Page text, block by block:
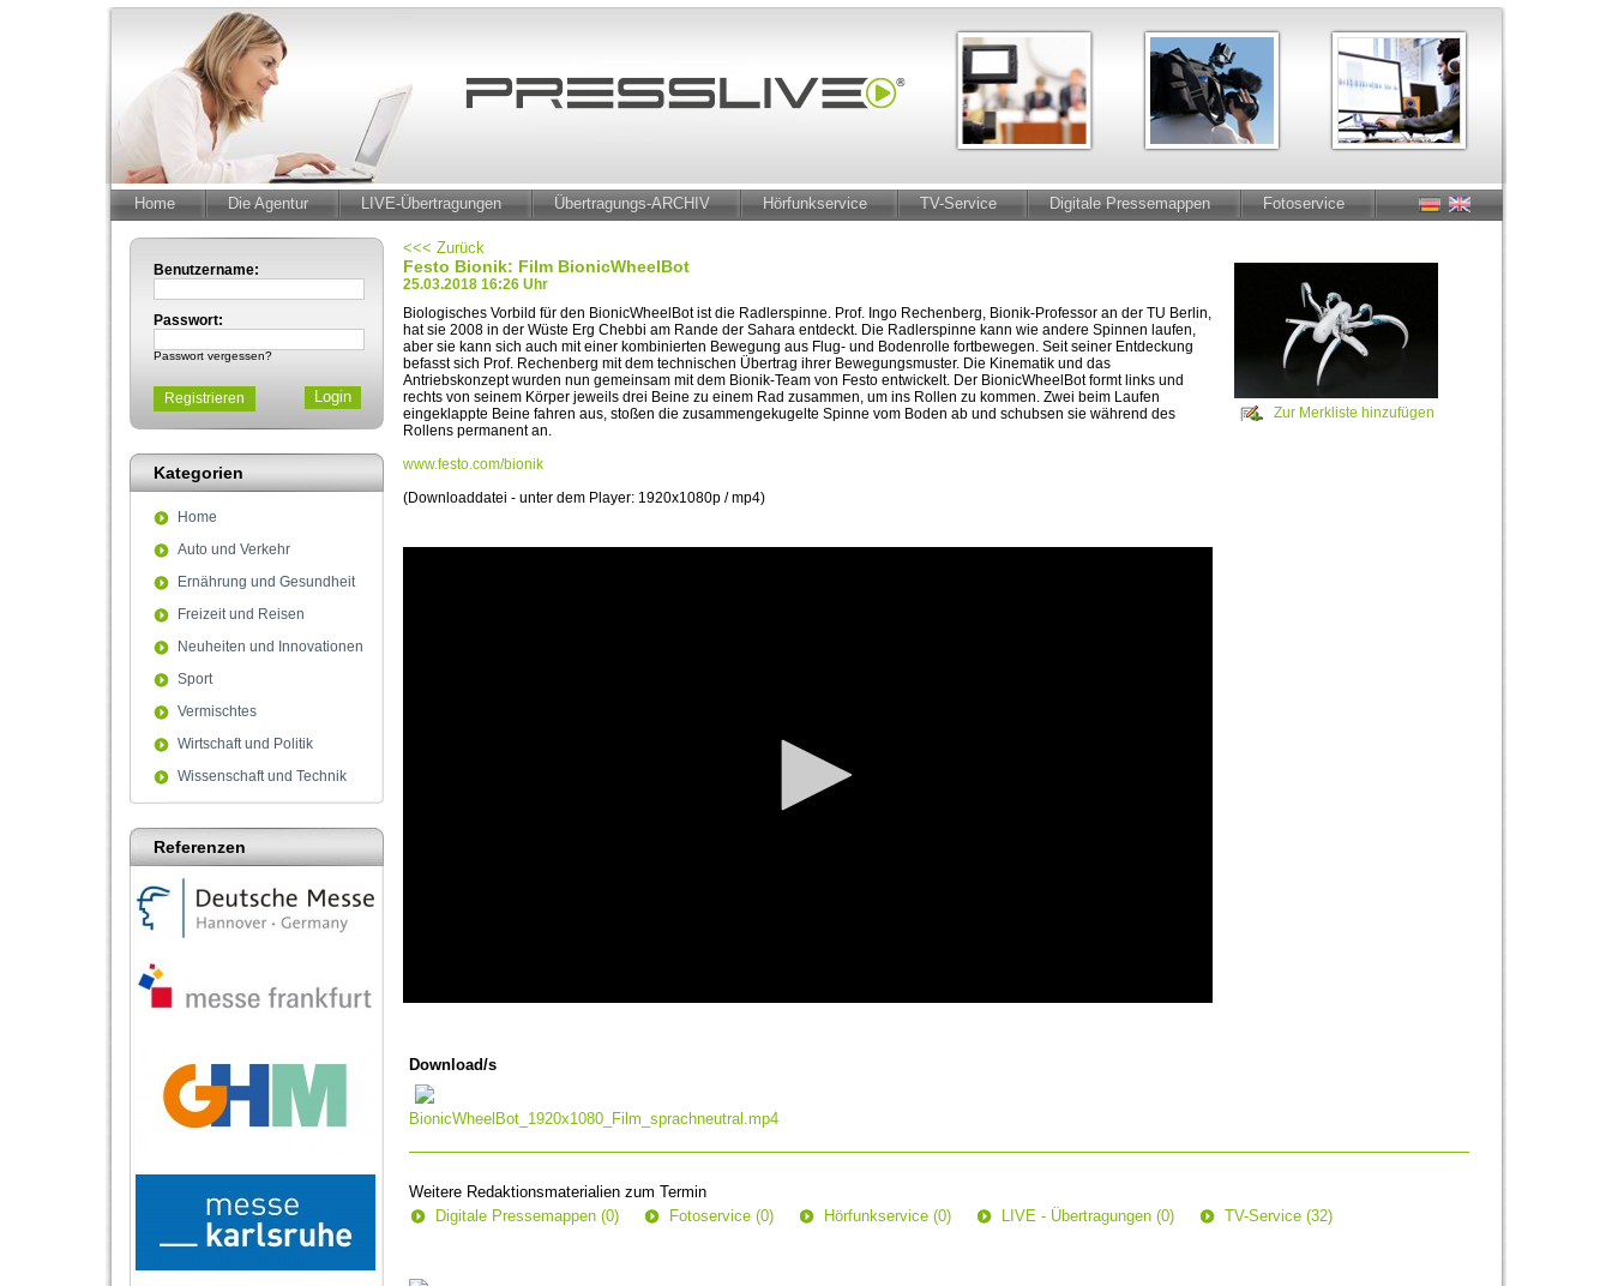
Home Die Agentur LIVE-Übertragungen Übertragungs-ARCHIV Hörfunkservice TV-Service Digitale Pressemappen Fotoservice
Benutzername:
Passwort:
Passwort vergessen?
Registrieren
Kategorien
Home
Auto und Verkehr
Ernährung und Gesundheit
Freizeit und Reisen
Neuheiten und Innovationen
Sport
Vermischtes
Wirtschaft und Politik
Wissenschaft und Technik
Referenzen
<<< Zurück
Festo Bionik: Film BionicWheelBot
25.03.2018 16:26 Uhr
Biologisches Vorbild für den BionicWheelBot ist die Radlerspinne. Prof. Ingo Rechenberg, Bionik-Professor an der TU Berlin,
hat sie 2008 in der Wüste Erg Chebbi am Rande der Sahara entdeckt. Die Radlerspinne kann wie andere Spinnen laufen,
aber sie kann sich auch mit einer kombinierten Bewegung aus Flug- und Bodenrolle fortbewegen. Seit seiner Entdeckung
befasst sich Prof. Rechenberg mit dem technischen Übertrag ihrer Bewegungsmuster. Die Kinematik und das
Antriebskonzept wurden nun gemeinsam mit dem Bionik-Team von Festo entwickelt. Der BionicWheelBot formt links und
rechts von seinem Körper jeweils drei Beine zu einem Rad zusammen, um ins Rollen zu kommen. Zwei beim Laufen
eingeklappte Beine fahren aus, stoßen die zusammengekugelte Spinne vom Boden ab und schubsen sie während des
Rollens permanent an.
www.festo.com/bionik
(Downloaddatei - unter dem Player: 1920x1080p / mp4)
Zur Merkliste hinzufügen
0
seconds
90%
Download/s
BionicWheelBot_1920x1080_Film_sprachneutral.mp4
Weitere Redaktionsmaterialien zum Termin
Digitale Pressemappen (0)
Fotoservice (0) Hörfunkservice (0) LIVE - Übertragungen (0) TV-Service (32)